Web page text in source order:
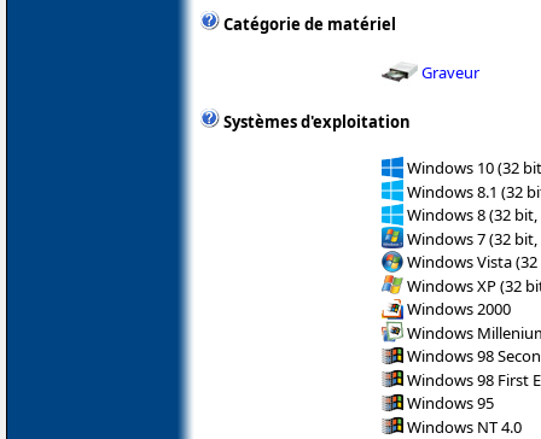
Catégorie de matériel
Graveur
Systèmes d'exploitation
Windows 10 (32
Windows 8.1 (32
Windows 8 (32 bit,
Windows 7 (32 bit,
Windows Vista
Windows XP (32
Windows 2000
Windows
Windows 98
Windows 98 First
Windows 95
Windows NT 4.0